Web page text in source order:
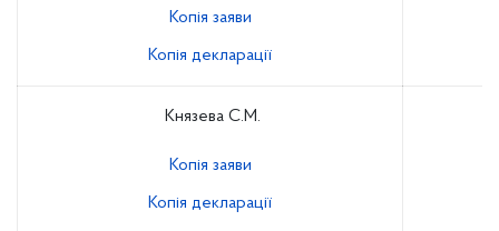
Копія заяви
Копія декларації
Князева С.М.
Копія заяви
Копія декларації